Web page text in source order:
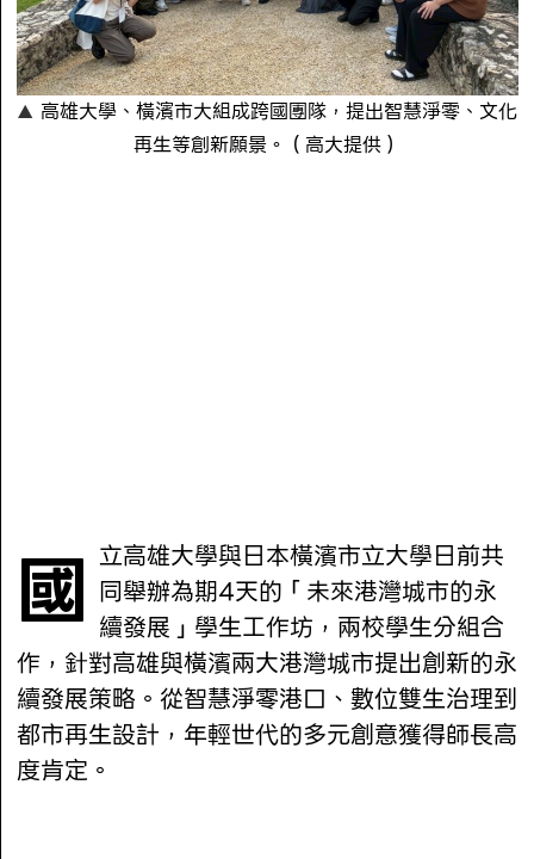
高雄大學、橫濱市大組成跨國團隊，提出智慧淨零、文化
再生等創新願景。（高大提供）
國立高雄大學與日本橫濱市立大學日前共 同舉辦為期4天的「未來港灣城市的永
續發展」學生工作坊，兩校學生分組合
作，針對高雄與橫濱兩大港灣城市提出創新的永
續發展策略。從智慧淨零港口、數位雙生治理到
都市再生設計，年輕世代的多元創意獲得師長高
度肯定。